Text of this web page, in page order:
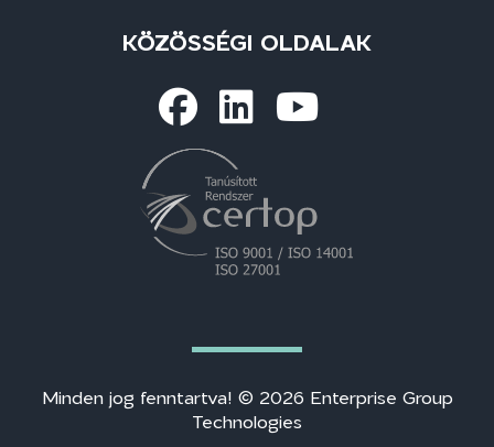
KÖZÖSSÉGI OLDALAK
Minden jog fenntartva! © 2026 Enterprise Group
Technologies